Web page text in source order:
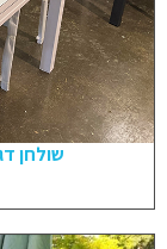
שולחן דגם ליב 1.35